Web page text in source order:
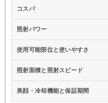
コスパ
照射パワー
使用可能部位と使いやすさ
照射面積と照射スピード
美顔・冷却機能と保証期間